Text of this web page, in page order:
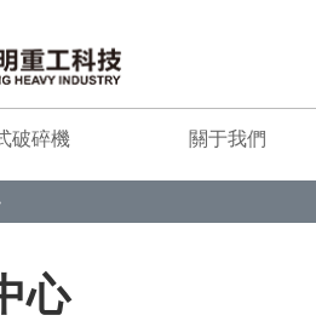
破碎機 關于我們
心